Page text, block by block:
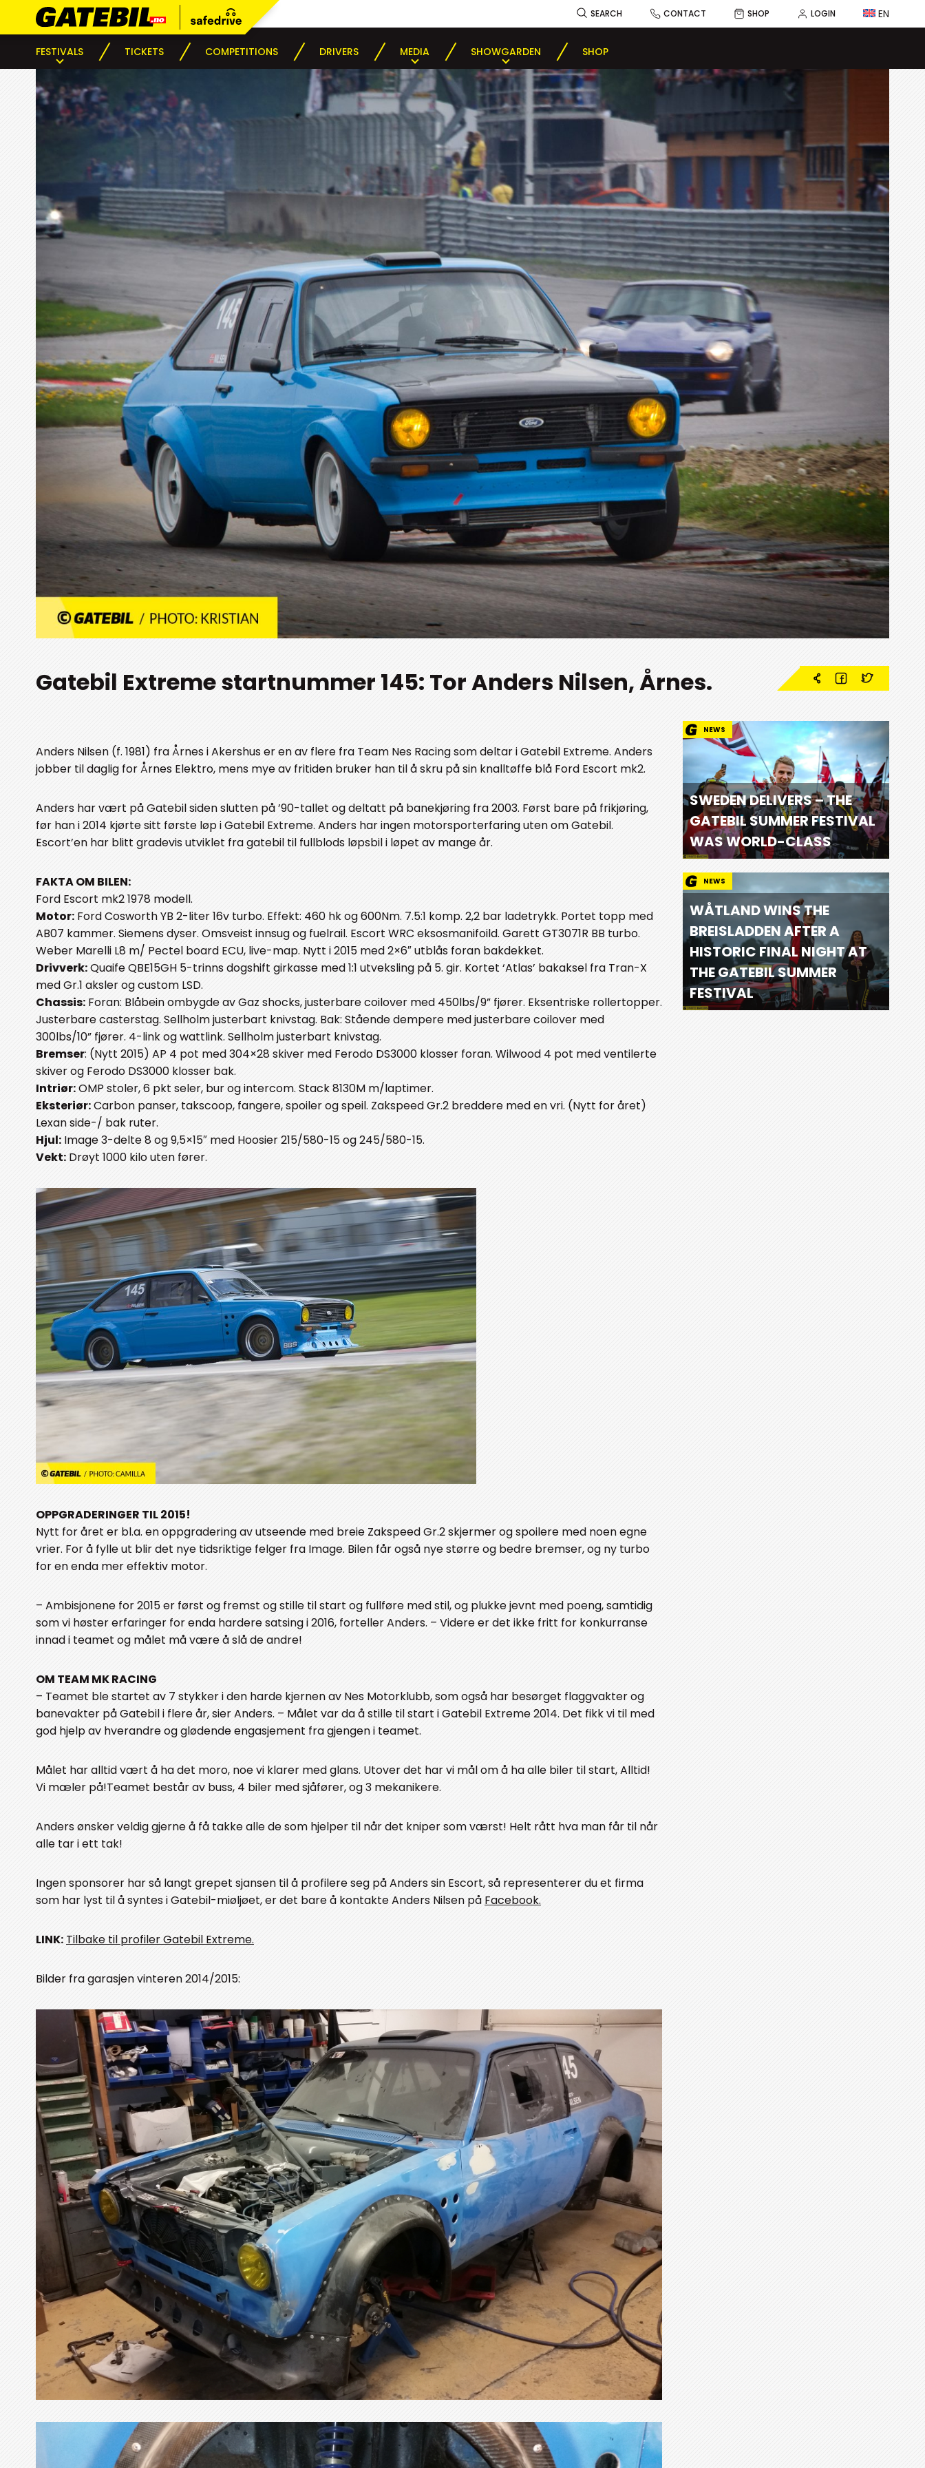
FESTIVALS TICKETS COMPETITIONS DRIVERS MEDIA SHOWGARDEN SHOP
SEARCH CONTACT SHOP LOGIN EN
Gatebil Extreme startnummer 145: Tor Anders Nilsen, Årnes.
Anders Nilsen (f. 1981) fra Årnes i Akershus er en av flere fra Team Nes Racing som deltar i Gatebil Extreme. Anders
jobber til daglig for Årnes Elektro, mens mye av fritiden bruker han til å skru på sin knalltøffe blå Ford Escort mk2.
Anders har vært på Gatebil siden slutten på ’90-tallet og deltatt på banekjøring fra 2003. Først bare på frikjøring,
før han i 2014 kjørte sitt første løp i Gatebil Extreme. Anders har ingen motorsporterfaring uten om Gatebil.
Escort’en har blitt gradevis utviklet fra gatebil til fullblods løpsbil i løpet av mange år.
FAKTA OM BILEN:
Ford Escort mk2 1978 modell.
Motor: Ford Cosworth YB 2-liter 16v turbo. Effekt: 460 hk og 600Nm. 7.5:1 komp. 2,2 bar ladetrykk. Portet topp med
AB07 kammer. Siemens dyser. Omsveist innsug og fuelrail. Escort WRC eksosmanifoild. Garett GT3071R BB turbo.
Weber Marelli L8 m/ Pectel board ECU, live-map. Nytt i 2015 med 2×6″ utblås foran bakdekket.
Drivverk:Quaife QBE15GH 5-trinns dogshift girkasse med 1:1 utveksling på 5. gir. Kortet ‘Atlas’ bakaksel fra Tran-X
med Gr.1 aksler og custom LSD.
Chassis: Foran: Blåbein ombygde av Gaz shocks, justerbare coilover med 450lbs/9” fjører. Eksentriske rollertopper.
Justerbare casterstag. Sellholm justerbart knivstag. Bak: Stående dempere med justerbare coilover med
300lbs/10” fjører. 4-link og wattlink. Sellholm justerbart knivstag.
Bremser: (Nytt 2015) AP 4 pot med 304×28 skiver med Ferodo DS3000 klosser foran. Wilwood 4 pot med ventilerte
skiver og Ferodo DS3000 klosser bak.
Intriør:OMP stoler, 6 pkt seler, bur og intercom. Stack 8130M m/laptimer.
Eksteriør:Carbon panser, takscoop, fangere, spoiler og speil. Zakspeed Gr.2 breddere med en vri. (Nytt for året)
Lexan side-/ bak ruter.
Hjul: Image 3-delte 8 og 9,5×15″ med Hoosier 215/580-15 og 245/580-15.
Vekt: Drøyt 1000 kilo uten fører.
OPPGRADERINGER TIL 2015!
Nytt for året er bl.a. en oppgradering av utseende med breie Zakspeed Gr.2 skjermer og spoilere med noen egne
vrier. For å fylle ut blir det nye tidsriktige felger fra Image. Bilen får også nye større og bedre bremser, og ny turbo
for en enda mer effektiv motor.
– Ambisjonene for 2015 er først og fremst og stille til start og fullføre med stil, og plukke jevnt med poeng, samtidig
som vi høster erfaringer for enda hardere satsing i 2016, forteller Anders. – Videre er det ikke fritt for konkurranse
innad i teamet og målet må være å slå de andre!
OM TEAM MK RACING
– Teamet ble startet av 7 stykker i den harde kjernen av Nes Motorklubb, som også har besørget flaggvakter og
banevakter på Gatebil i flere år, sier Anders. – Målet var da å stille til start i Gatebil Extreme 2014. Det fikk vi til med
god hjelp av hverandre og glødende engasjement fra gjengen i teamet.
Målet har alltid vært å ha det moro, noe vi klarer med glans. Utover det har vi mål om å ha alle biler til start, Alltid!
Vi mæler på!Teamet består av buss, 4 biler med sjåfører, og 3 mekanikere.
Anders ønsker veldig gjerne å få takke alle de som hjelper til når det kniper som værst! Helt rått hva man får til når
alle tar i ett tak!
Ingen sponsorer har så langt grepet sjansen til å profilere seg på Anders sin Escort, så representerer du et firma
som har lyst til å syntes i Gatebil-miøljøet, er det bare å kontakte Anders Nilsen på Facebook.
LINK: Tilbake til profiler Gatebil Extreme.
Bilder fra garasjen vinteren 2014/2015:
NEWS
SWEDEN DELIVERS – THE
GATEBIL SUMMER FESTIVAL
WAS WORLD-CLASS
NEWS
WÅTLAND WINS THE
BREISLADDEN AFTER A
HISTORIC FINAL NIGHT AT
THE GATEBIL SUMMER
FESTIVAL